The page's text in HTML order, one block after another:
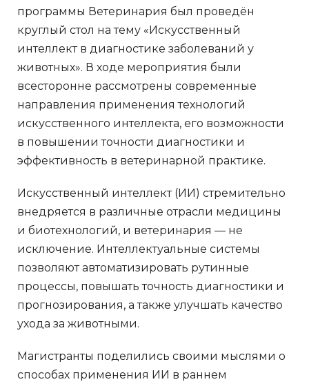
программы Ветеринария был проведён
круглый стол на тему «Искусственный
интеллект в диагностике заболеваний у
животных». В ходе мероприятия были
всесторонне рассмотрены современные
направления применения технологий
искусственного интеллекта, его возможности
в повышении точности диагностики и
эффективность в ветеринарной практике.
Искусственный интеллект (ИИ) стремительно
внедряется в различные отрасли медицины
и биотехнологий, и ветеринария — не
исключение. Интеллектуальные системы
позволяют автоматизировать рутинные
процессы, повышать точность диагностики и
прогнозирования, а также улучшать качество
ухода за животными.
Магистранты поделились своими мыслями о
способах применения ИИ в раннем